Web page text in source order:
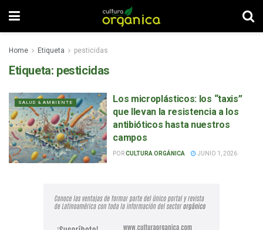
Home Etiqueta pesticidas
Etiqueta: pesticidas
SALUD & AMBIENTE
Los microplásticos: los “taxis”
que llevan la resistencia a los
antibióticos hasta nuestros
campos
PORCULTURA ORGÁNICA JUNIO 1, 2026